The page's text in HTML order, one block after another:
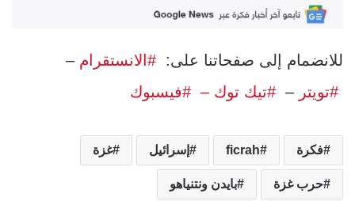
للانضمام إلى صفحاتنا على: #الانستقرام –
#تويتر – #تيك توك – #فيسبوك
فكرة ficrah إسرائيل غزة
حرب غزة بايدن ونتنياهو